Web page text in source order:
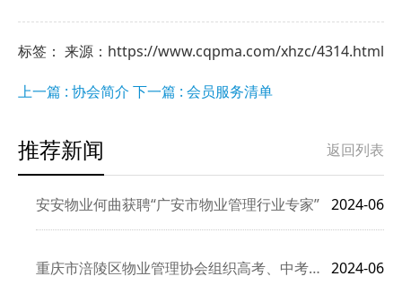
标签： 来源：https://www.cqpma.com/xhzc/4314.html
上一篇 : 协会简介 下一篇 : 会员服务清单
返回列表
推荐新闻
2024-06
安安物业何曲获聘“广安市物业管理行业专家”
2024-06
重庆市涪陵区物业管理协会组织高考、中考志愿者服务活动